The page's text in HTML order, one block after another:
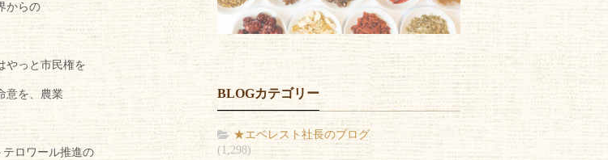
からの
やっと市民権を
意を、農業
ロワール推進の
BLOGカテゴリー
★エベレスト社長のブログ
(1,298)